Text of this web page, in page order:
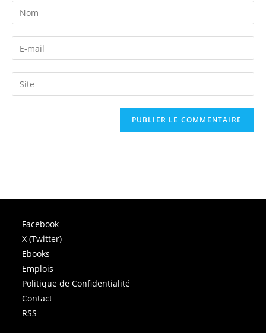
Enter
your
name
comment
Enter
your
email
address
Saisir
l’URL
Facebook
X (Twitter)
Ebooks
Emplois
Politique de Confidentialité
Contact
RSS